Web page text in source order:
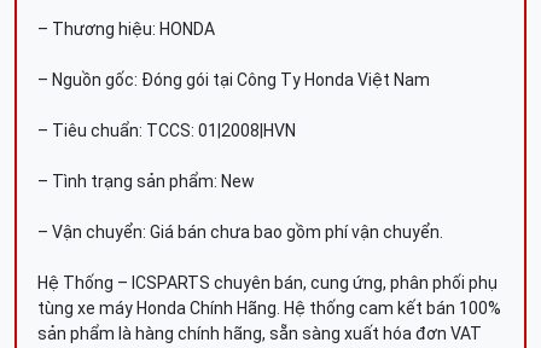
– Thương hiệu: HONDA
– Nguồn gốc: Đóng gói tại Công Ty Honda Việt Nam
– Tiêu chuẩn: TCCS: 01|2008|HVN
– Tình trạng sản phẩm: New
– Vận chuyển: Giá bán chưa bao gồm phí vận chuyển.
Hệ Thống – ICSPARTS chuyên bán, cung ứng, phân phối phụ
tùng xe máy Honda Chính Hãng. Hệ thống cam kết bán 100%
sản phẩm là hàng chính hãng, sẵn sàng xuất hóa đơn VAT